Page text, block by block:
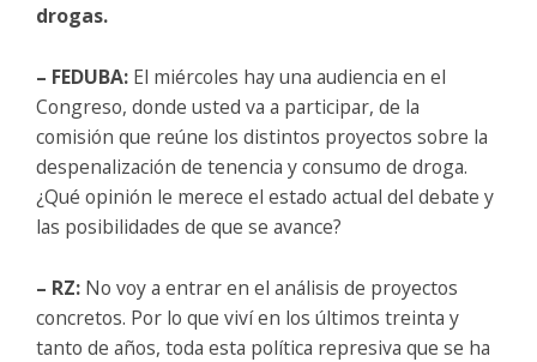
drogas.
– FEDUBA: El miércoles hay una audiencia en el
Congreso, donde usted va a participar, de la
comisión que reúne los distintos proyectos sobre la
despenalización de tenencia y consumo de droga.
¿Qué opinión le merece el estado actual del debate y
las posibilidades de que se avance?
– RZ: No voy a entrar en el análisis de proyectos
concretos. Por lo que viví en los últimos treinta y
tanto de años, toda esta política represiva que se ha